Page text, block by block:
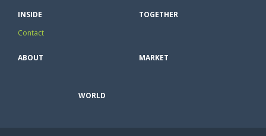
INSIDE
Contact
TOGETHER
ABOUT MARKET
WORLD